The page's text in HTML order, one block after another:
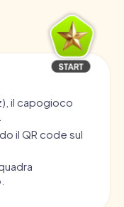
il capogioco
il QR code sul